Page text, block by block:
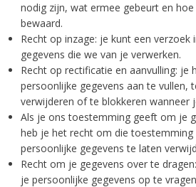
nodig zijn, wat ermee gebeurt en
bewaard.
Recht op inzage: je kunt een verzoek
gegevens die we van je verwerken.
Recht op rectificatie en aanvulling: je
persoonlijke gegevens aan te vullen,
verwijderen of te blokkeren wanneer
Als je ons toestemming geeft om je
heb je het recht om die toestemming
persoonlijke gegevens te laten
Recht om je gegevens over te
je persoonlijke gegevens op te